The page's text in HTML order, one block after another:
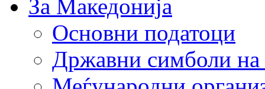
За Македонија
Основни податоци
Државни симболи